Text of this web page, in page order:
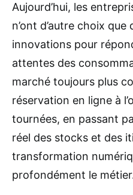
Aujourd’hui, les
n’ont d’autre choix que
innovations pour
attentes des
marché toujours plus
réservation en ligne à
tournées, en passant
réel des stocks et des
transformation
profondément le